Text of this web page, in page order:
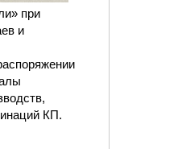
при
и
КП.